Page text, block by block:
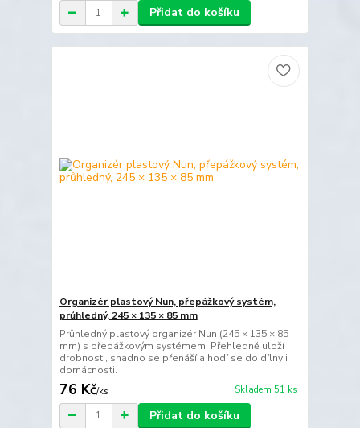
Přidat do košíku
Organizér plastový Nun, přepážkový systém,
průhledný, 245 × 135 × 85 mm
Průhledný plastový organizér Nun (245 × 135 × 85
mm) s přepážkovým systémem. Přehledně uloží
drobnosti, snadno se přenáší a hodí se do dílny i
domácnosti.
76 Kč/ks Skladem 51 ks
Přidat do košíku